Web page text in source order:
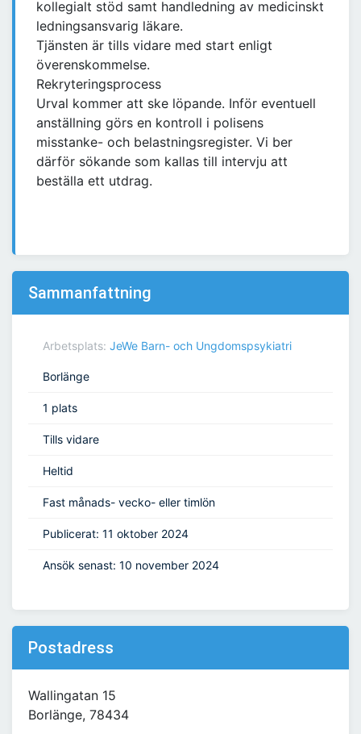
kollegialt stöd samt handledning av medicinskt
ledningsansvarig läkare.
Tjänsten är tills vidare med start enligt
överenskommelse.
Rekryteringsprocess
Urval kommer att ske löpande. Inför eventuell
anställning görs en kontroll i polisens
misstanke- och belastningsregister. Vi ber
därför sökande som kallas till intervju att
beställa ett utdrag.
Sammanfattning
Arbetsplats: JeWe Barn- och Ungdomspsykiatri
Borlänge
1 plats
Tills vidare
Heltid
Fast månads- vecko- eller timlön
Publicerat: 11 oktober 2024
Ansök senast: 10 november 2024
Postadress
Wallingatan 15
Borlänge, 78434